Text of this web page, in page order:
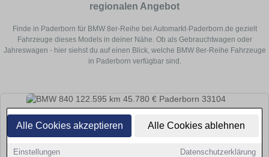
Alle Cookies akzeptieren Alle Cookies ablehnen
Einstellungen Datenschutzerklärung
regionalen Angebot
Finde in Paderborn für BMW 8er-Reihe bei Automarkt-Paderborn.de gezielt
Fahrzeuge dieses Models in deiner Nähe. Ob als Gebrauchtwagen oder
Jahreswagen - hier siehst du auf einen Blick, welche BMW 8er-Reihe Fahrzeuge
in Paderborn verfügbar sind.